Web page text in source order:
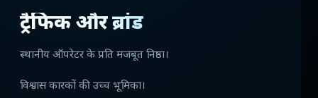
ट्रैफिक और ब्रांड
स्थानीय ऑपरेटर के प्रति मजबूत निष्ठा।
विश्वास कारकों की उच्च भूमिका।